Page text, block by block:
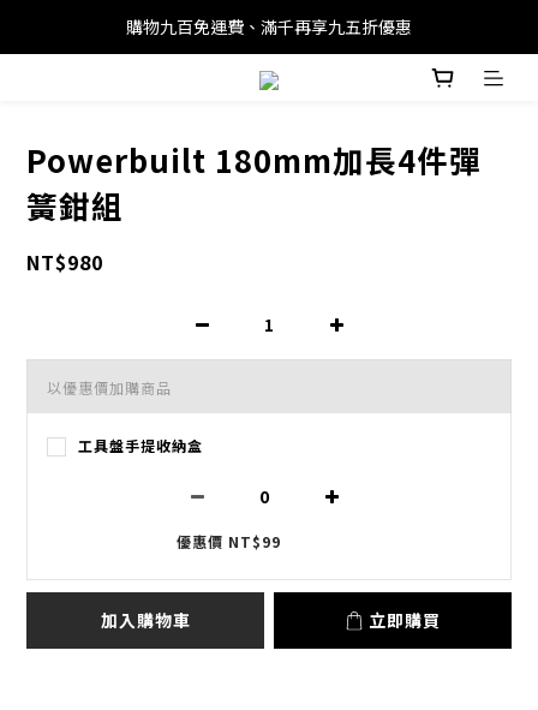
購物九百免運費、滿千再享九五折優惠
Powerbuilt 180mm加長4件彈
簧鉗組
NT$980
以優惠價加購商品
工具盤手提收納盒
優惠價 NT$99
加入購物車 立即購買